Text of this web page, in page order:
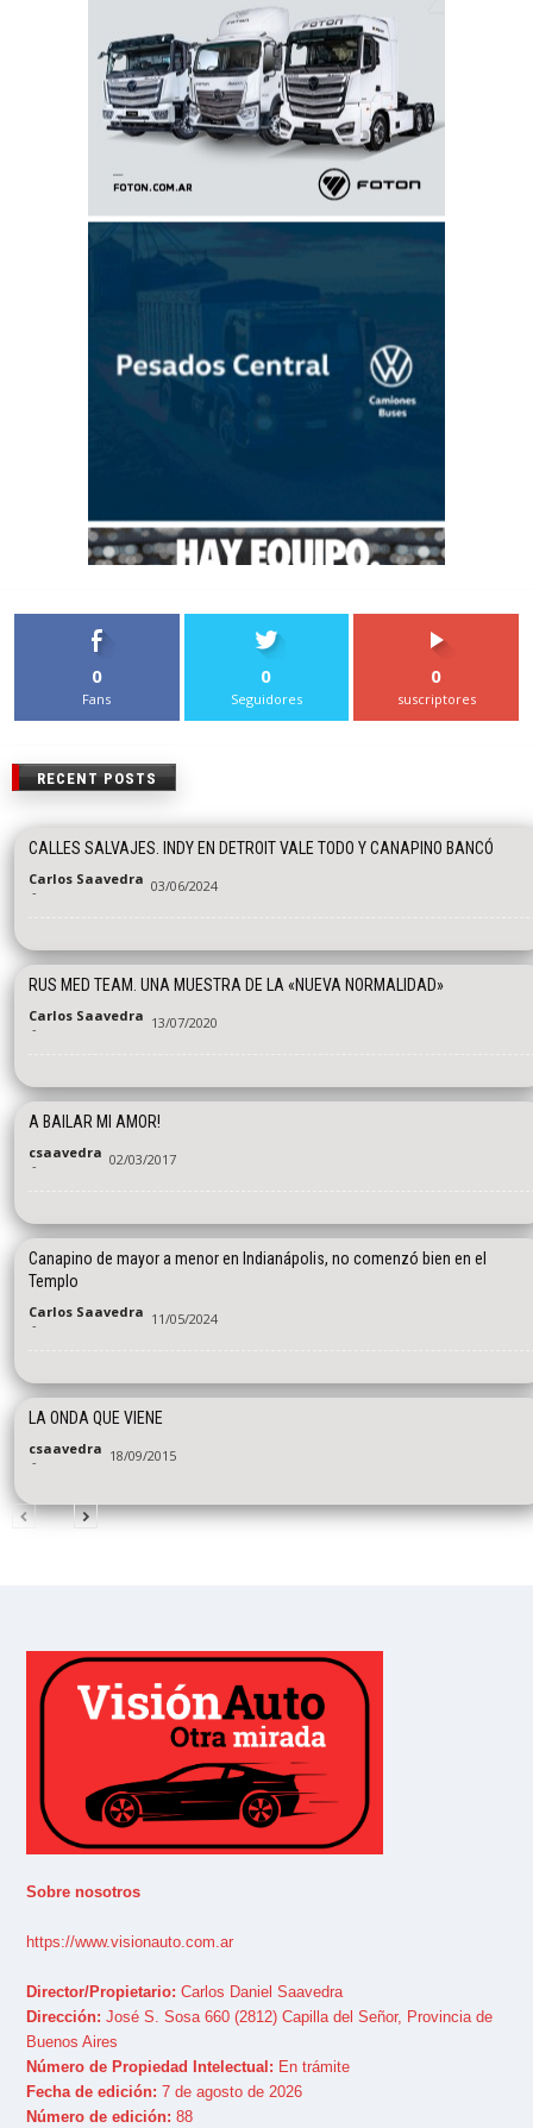
0
Fans
0
Seguidores
0
suscriptores
RECENT POSTS
CALLES SALVAJES. INDY EN DETROIT VALE TODO Y CANAPINO BANCÓ
Carlos Saavedra
- 03/06/2024
RUS MED TEAM. UNA MUESTRA DE LA «NUEVA NORMALIDAD»
Carlos Saavedra
- 13/07/2020
A BAILAR MI AMOR!
csaavedra
- 02/03/2017
Canapino de mayor a menor en Indianápolis, no comenzó bien en el
Templo
Carlos Saavedra
- 11/05/2024
LA ONDA QUE VIENE
csaavedra
- 18/09/2015
Sobre nosotros
https://www.visionauto.com.ar
Director/Propietario: Carlos Daniel Saavedra
Dirección: José S. Sosa 660 (2812) Capilla del Señor, Provincia de
Buenos Aires
Número de Propiedad Intelectual: En trámite
Fecha de edición: 7 de agosto de 2026
Número de edición: 88